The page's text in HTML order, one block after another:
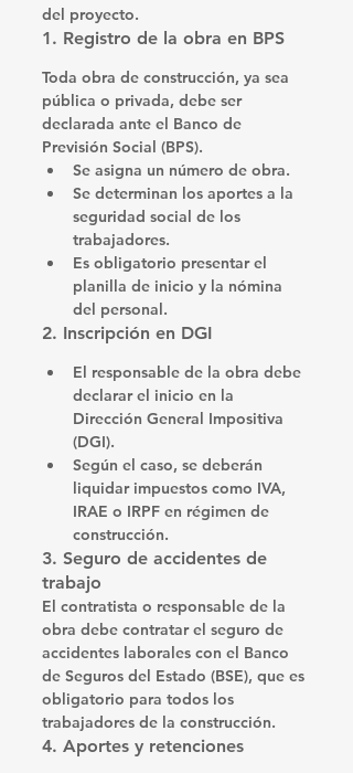
del proyecto.
1. Registro de la obra en BPS
Toda obra de construcción, ya sea
pública o privada, debe ser
declarada ante el Banco de
Previsión Social (BPS).
Se asigna un número de obra.
Se determinan los aportes a la
seguridad social de los
trabajadores.
Es obligatorio presentar el
planilla de inicio y la nómina
del personal.
2. Inscripción en DGI
El responsable de la obra debe
declarar el inicio en la
Dirección General Impositiva
(DGI).
Según el caso, se deberán
liquidar impuestos como IVA,
IRAE o IRPF en régimen de
construcción.
3. Seguro de accidentes de
trabajo
El contratista o responsable de la
obra debe contratar el seguro de
accidentes laborales con el Banco
de Seguros del Estado (BSE), que es
obligatorio para todos los
trabajadores de la construcción.
4. Aportes y retenciones